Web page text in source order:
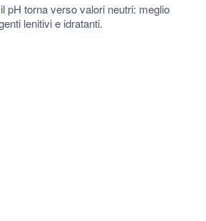
pH torna verso valori neutri: meglio
lenitivi e idratanti.